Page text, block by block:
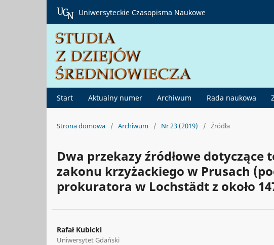
Start Aktualny numer Archiwum Rada naukowa
Uniwersyteckie Czasopisma Naukowe
Strona domowa / Archiwum / Nr 23 (2019) / Źródła
Dwa przekazy źródłowe
zakonu krzyżackiego w Prusach
prokuratora w Lochstädt z około
Rafał Kubicki
Uniwersytet Gdański